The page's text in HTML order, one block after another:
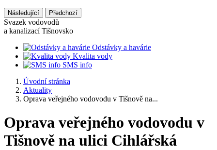
Následující Předchozí
Svazek vodovodů
a kanalizací Tišnovsko
Odstávky a havárie
Kvalita vody
SMS info
Úvodní stránka
Aktuality
Oprava veřejného vodovodu v Tišnově na...
Oprava veřejného vodovodu v
Tišnově na ulici Cihlářská